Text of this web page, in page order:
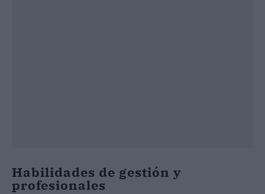
Habilidades de gestión y
profesionales